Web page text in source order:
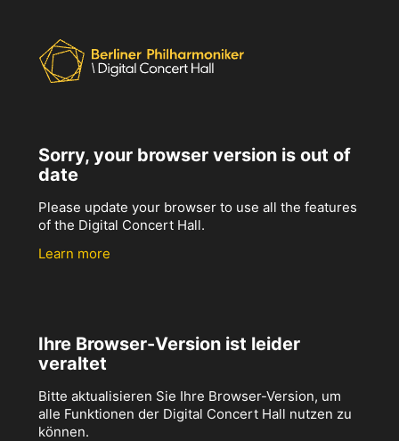
Sorry, your browser version is out of
date
Please update your browser to use all the features
of the Digital Concert Hall.
Learn more
Ihre Browser-Version ist leider
veraltet
Bitte aktualisieren Sie Ihre Browser-Version, um
alle Funktionen der Digital Concert Hall nutzen zu
können.